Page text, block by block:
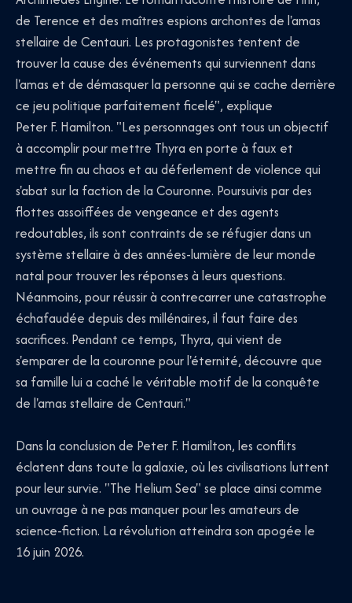
de Terence et des maîtres espions archontes de l'amas
stellaire de Centauri. Les protagonistes tentent de
trouver la cause des événements qui surviennent dans
l'amas et de démasquer la personne qui se cache derrière
ce jeu politique parfaitement ficelé", explique
Peter F. Hamilton. "Les personnages ont tous un objectif
à accomplir pour mettre Thyra en porte à faux et
mettre fin au chaos et au déferlement de violence qui
s'abat sur la faction de la Couronne. Poursuivis par des
flottes assoiffées de vengeance et des agents
redoutables, ils sont contraints de se réfugier dans un
système stellaire à des années-lumière de leur monde
natal pour trouver les réponses à leurs questions.
Néanmoins, pour réussir à contrecarrer une catastrophe
échafaudée depuis des millénaires, il faut faire des
sacrifices. Pendant ce temps, Thyra, qui vient de
s'emparer de la couronne pour l'éternité, découvre que
sa famille lui a caché le véritable motif de la conquête
de l'amas stellaire de Centauri."
Dans la conclusion de Peter F. Hamilton, les conflits
éclatent dans toute la galaxie, où les civilisations luttent
pour leur survie. "The Helium Sea" se place ainsi comme
un ouvrage à ne pas manquer pour les amateurs de
science-fiction. La révolution atteindra son apogée le
16 juin 2026.